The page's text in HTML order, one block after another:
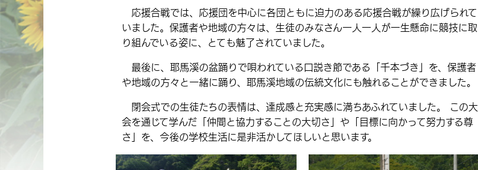
応援合戦では、応援団を中心に各団ともに迫力のある応援合戦が繰り広げられて
いました。保護者や地域の方々は、生徒のみなさん一人一人が一生懸命に競技に取
り組んでいる姿に、とても魅了されていました。
最後に、耶馬溪の盆踊りで唄われている口説き節である「千本づき」を、保護者
や地域の方々と一緒に踊り、耶馬溪地域の伝統文化にも触れることができました。
閉会式での生徒たちの表情は、達成感と充実感に満ちあふれていました。 この大
会を通じて学んだ「仲間と協力することの大切さ」や「目標に向かって努力する尊
さ」を、今後の学校生活に是非活かしてほしいと思います。